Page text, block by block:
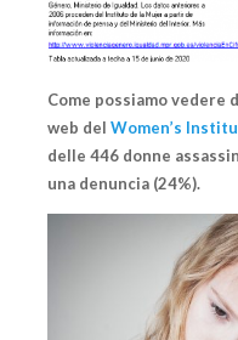
Come possiamo
web del Women’s
delle 446 donne
una denuncia (24%).